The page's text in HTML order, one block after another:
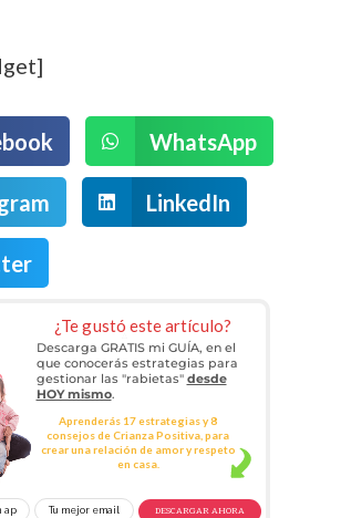
WhatsApp
LinkedIn
¿Te gustó este artículo?
Descarga GRATIS mi GUÍA, en el
que conocerás estrategias para
gestionar las "rabietas" desde
HOY mismo.
Aprenderás 17 estrategias y 8
consejos de Crianza Positiva, para
crear una relación de amor y respeto
en casa.
DESCARGAR AHORA